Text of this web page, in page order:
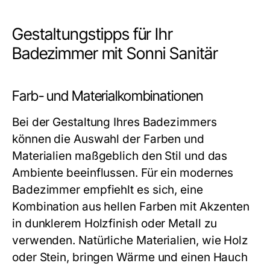
Gestaltungstipps für Ihr
Badezimmer mit Sonni Sanitär
Farb- und Materialkombinationen
Bei der Gestaltung Ihres Badezimmers
können die Auswahl der Farben und
Materialien maßgeblich den Stil und das
Ambiente beeinflussen. Für ein modernes
Badezimmer empfiehlt es sich, eine
Kombination aus hellen Farben mit Akzenten
in dunklerem Holzfinish oder Metall zu
verwenden. Natürliche Materialien, wie Holz
oder Stein, bringen Wärme und einen Hauch